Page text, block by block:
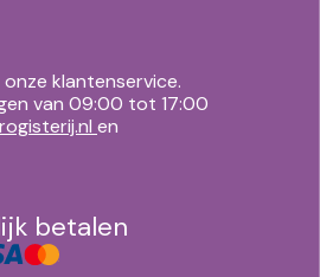
klantenservice.
van 09:00 tot 17:00
en
betalen